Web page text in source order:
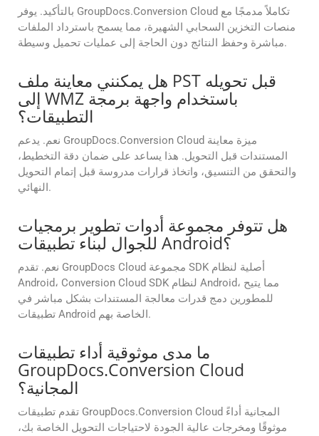
بالتأكيد. يوفر GroupDocs.Conversion Cloud تكاملاً مدمجًا مع
منصات التخزين السحابي الشهيرة، مما يسمح باسترداد الملفات
مباشرة وحفظ النتائج دون الحاجة إلى عمليات تحميل وسيطة.
هل يمكنني معاينة ملف PST قبل تحويله
إلى WMZ باستخدام واجهة برمجة
التطبيقات؟
نعم. يدعم GroupDocs.Conversion Cloud ميزة معاينة
المستندات قبل التحويل. هذا يساعد على ضمان دقة التخطيط،
والتحقق من التنسيق، واتخاذ قرارات مدروسة قبل إتمام التحويل
النهائي.
هل تتوفر مجموعة أدوات تطوير برمجيات
للجوال لبناء تطبيقات Android؟
نعم. تقدم GroupDocs Cloud مجموعة SDK أصلية لنظام
Android، Conversion Cloud SDK لنظام Android، مما يتيح
للمطورين دمج قدرات معالجة المستندات بشكل مباشر في
تطبيقات Android الخاصة بهم.
ما مدى موثوقية أداء تطبيقات
GroupDocs.Conversion Cloud
المجانية؟
تقدم تطبيقات GroupDocs.Conversion Cloud المجانية أداءً
موثوقًا ومخرجات عالية الجودة لاحتياجات التحويل الخاصة بك،